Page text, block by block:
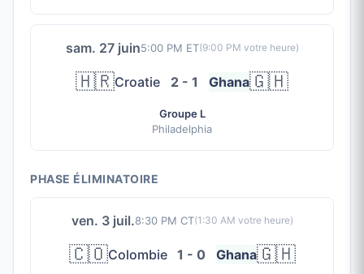
sam. 27 juin5:00 PM ET(9:00 PM votre heure)
🇭🇷Croatie 2 - 1 Ghana🇬🇭
Groupe L
Philadelphia
PHASE ÉLIMINATOIRE
ven. 3 juil.8:30 PM CT(1:30 AM votre heure)
🇨🇴Colombie 1 - 0 Ghana🇬🇭